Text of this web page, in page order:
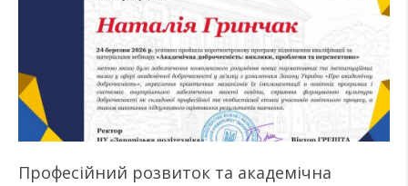
Професійний розвиток та академічна